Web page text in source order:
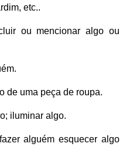
etc..
ou mencionar algo ou
de uma peça de roupa.
iluminar algo.
alguém esquecer algo